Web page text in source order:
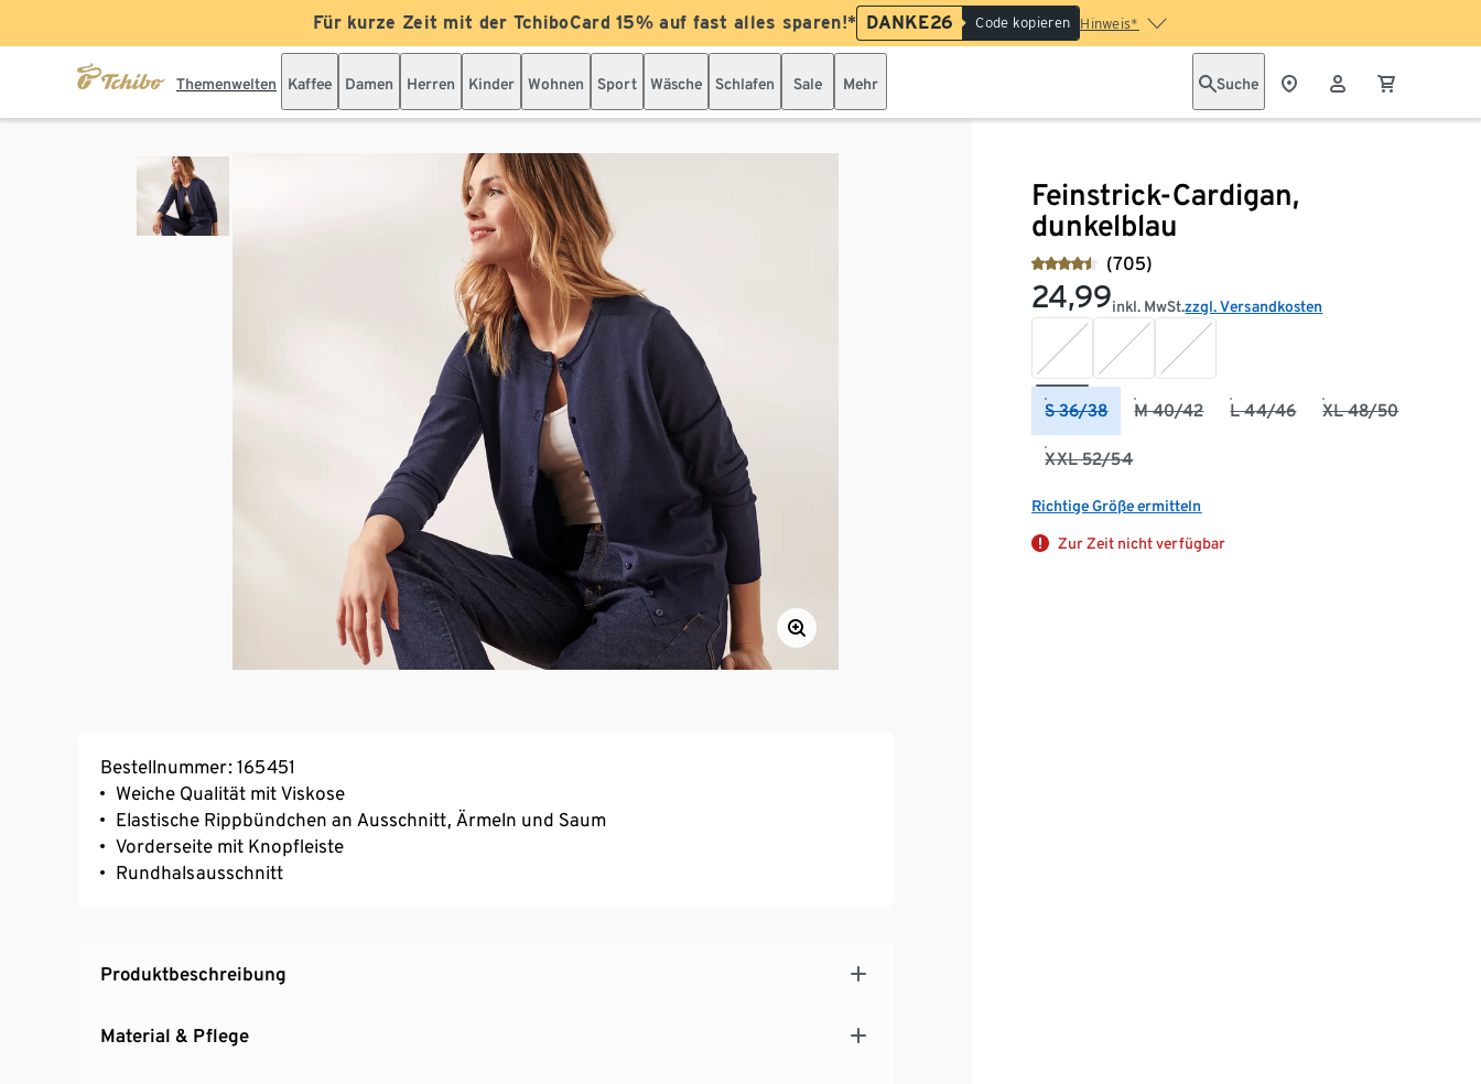
Für kurze Zeit mit der TchiboCard 15% auf fast alles sparen!* DANKE26 Code kopieren Hinweis*
Themenwelten Kaffee Damen Herren Kinder Wohnen Sport Wäsche Schlafen Sale Mehr Suche
Feinstrick-Cardigan,
dunkelblau
(705)
24,99inkl. MwSt.zzgl. Versandkosten
S 36/38 M 40/42 L 44/46 XL 48/50
XXL 52/54
Richtige Größe ermitteln
Zur Zeit nicht verfügbar
Bestellnummer: 165451
Weiche Qualität mit Viskose
Elastische Rippbündchen an Ausschnitt, Ärmeln und Saum
Vorderseite mit Knopfleiste
Rundhalsausschnitt
Produktbeschreibung
Material & Pflege